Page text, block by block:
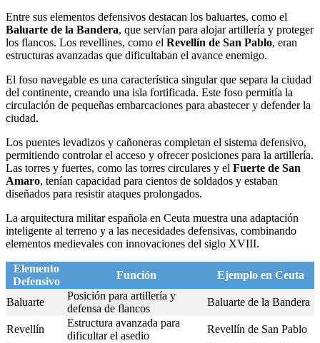
Entre sus elementos defensivos destacan los baluartes, como el
Baluarte de la Bandera, que servían para alojar artillería y proteger
los flancos. Los revellines, como el Revellín de San Pablo, eran
estructuras avanzadas que dificultaban el avance enemigo.
El foso navegable es una característica singular que separa la ciudad
del continente, creando una isla fortificada. Este foso permitía la
circulación de pequeñas embarcaciones para abastecer y defender la
ciudad.
Los puentes levadizos y cañoneras completan el sistema defensivo,
permitiendo controlar el acceso y ofrecer posiciones para la artillería.
Las torres y fuertes, como las torres circulares y el Fuerte de San
Amaro, tenían capacidad para cientos de soldados y estaban
diseñados para resistir ataques prolongados.
La arquitectura militar española en Ceuta muestra una adaptación
inteligente al terreno y a las necesidades defensivas, combinando
elementos medievales con innovaciones del siglo XVIII.
Elemento
Defensivo
Función Ejemplo en Ceuta
Baluarte
Posición para artillería y
defensa de flancos
Baluarte de la Bandera
Revellín
Estructura avanzada para
dificultar el asedio
Revellín de San Pablo